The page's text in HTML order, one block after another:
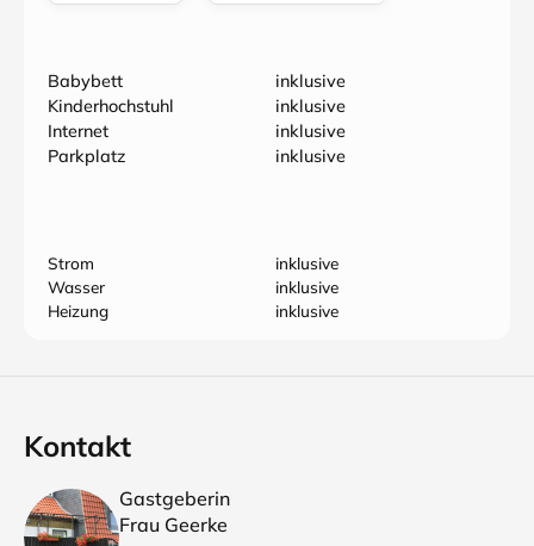
Babybett
inklusive
Kinderhochstuhl
inklusive
Internet
inklusive
Parkplatz
inklusive
Strom
inklusive
Wasser
inklusive
Heizung
inklusive
Kontakt
Gastgeberin
Frau Geerke